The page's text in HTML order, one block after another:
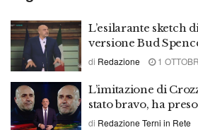
L’esilarante sketch
versione Bud
di Redazione 1
L’imitazione di
stato bravo, ha
di Redazione Terni in Rete